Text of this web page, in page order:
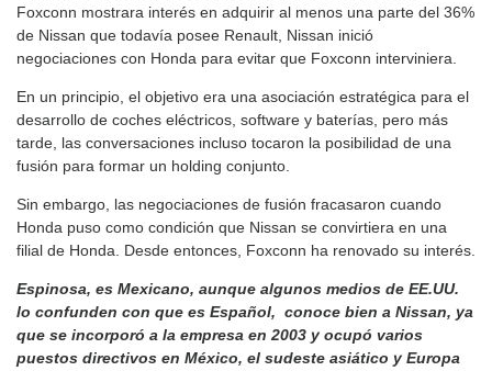
Foxconn mostrara interés en adquirir al menos una parte del 36%
de Nissan que todavía posee Renault, Nissan inició
negociaciones con Honda para evitar que Foxconn interviniera.
En un principio, el objetivo era una asociación estratégica para el
desarrollo de coches eléctricos, software y baterías, pero más
tarde, las conversaciones incluso tocaron la posibilidad de una
fusión para formar un holding conjunto.
Sin embargo, las negociaciones de fusión fracasaron cuando
Honda puso como condición que Nissan se convirtiera en una
filial de Honda. Desde entonces, Foxconn ha renovado su interés.
Espinosa, es Mexicano, aunque algunos medios de EE.UU.
lo confunden con que es Español, conoce bien a Nissan, ya
que se incorporó a la empresa en 2003 y ocupó varios
puestos directivos en México, el sudeste asiático y Europa